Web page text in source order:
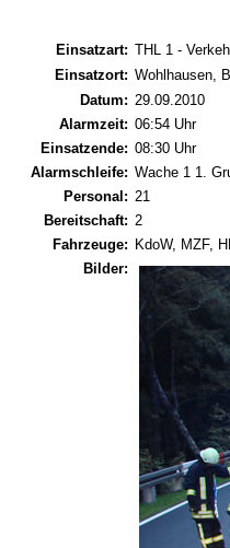
Einsatzart: THL 1 -
Einsatzort: Wohlhausen,
Datum: 29.09.2010
Alarmzeit: 06:54 Uhr
Einsatzende: 08:30 Uhr
Alarmschleife: Wache 1 1.
Personal: 21
Bereitschaft: 2
Fahrzeuge: KdoW, MZF,
Bilder: